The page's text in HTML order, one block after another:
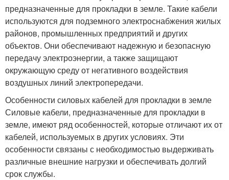
предназначенные для прокладки в земле. Такие кабели
используются для подземного электроснабжения жилых
районов, промышленных предприятий и других
объектов. Они обеспечивают надежную и безопасную
передачу электроэнергии, а также защищают
окружающую среду от негативного воздействия
воздушных линий электропередачи.
Особенности силовых кабелей для прокладки в земле
Силовые кабели, предназначенные для прокладки в
земле, имеют ряд особенностей, которые отличают их от
кабелей, используемых в других условиях. Эти
особенности связаны с необходимостью выдерживать
различные внешние нагрузки и обеспечивать долгий
срок службы.